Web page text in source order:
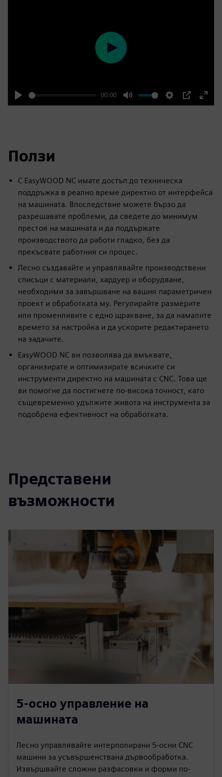
Play
00:00
Mute Settings
PIP
Enter
Play
Ползи
С EasyWOOD NC имате достъп до техническа
поддръжка в реално време директно от интерфейса
на машината. Впоследствие можете бързо да
разрешавате проблеми, да сведете до минимум
престоя на машината и да поддържате
производството да работи гладко, без да
прекъсвате работния си процес.
Лесно създавайте и управлявайте производствени
списъци с материали, хардуер и оборудване,
необходими за завършване на вашия параметричен
проект и обработката му. Регулирайте размерите
или променливите с едно щракване, за да намалите
времето за настройка и да ускорите редактирането
на задачите.
EasyWOOD NC ви позволява да вмъквате,
организирате и оптимизирате всичките си
инструменти директно на машината с CNC. Това ще
ви помогне да постигнете по-висока точност, като
същевременно удължите живота на инструмента за
подобрена ефективност на обработката.
Представени
възможности
5-осно управление на
машината
Лесно управлявайте интерполирани 5-осни CNC
машини за усъвършенствана дървообработка.
Извършвайте сложни разфасовки и форми по-